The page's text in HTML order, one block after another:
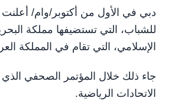
دبي في الأول من أكتوبر/وام/ أعلنت
الإسلامي، التي تقام في المملكة العربية
جاء ذلك خلال المؤتمر الصحفي الذي
الاتحادات الرياضية.